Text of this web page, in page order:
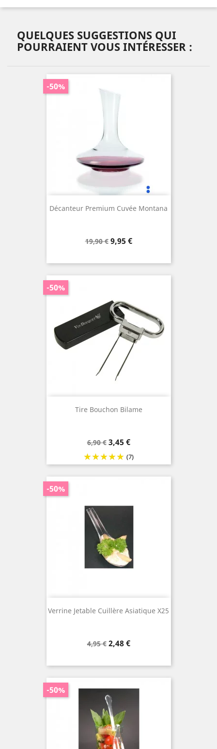
QUELQUES SUGGESTIONS QUI
POURRAIENT VOUS INTÉRESSER :
Décanteur Premium Cuvée Montana
Prix
19,90 €
-50%
Prix
9,95 €
Tire Bouchon Bilame
Prix
de
base
6,90 €
-50%
Prix
3,45 €
(7)
Verrine Jetable Cuillère Asiatique X25
Prix
4,95 €
-50%
Prix
2,48 €
-50%